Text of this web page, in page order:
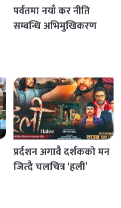
पर्वतमा नयाँ कर नीति
सम्बन्धि अभिमुखिकरण
प्रर्दशन अगावै दर्शकको मन
जित्दै चलचित्र ‘हली’